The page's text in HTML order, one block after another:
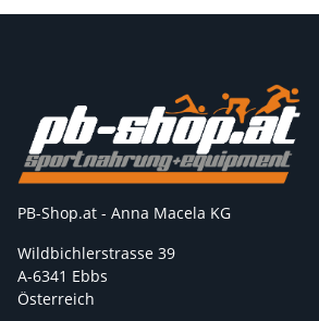
PB-Shop.at - Anna Macela KG
Wildbichlerstrasse 39
A-6341 Ebbs
Österreich